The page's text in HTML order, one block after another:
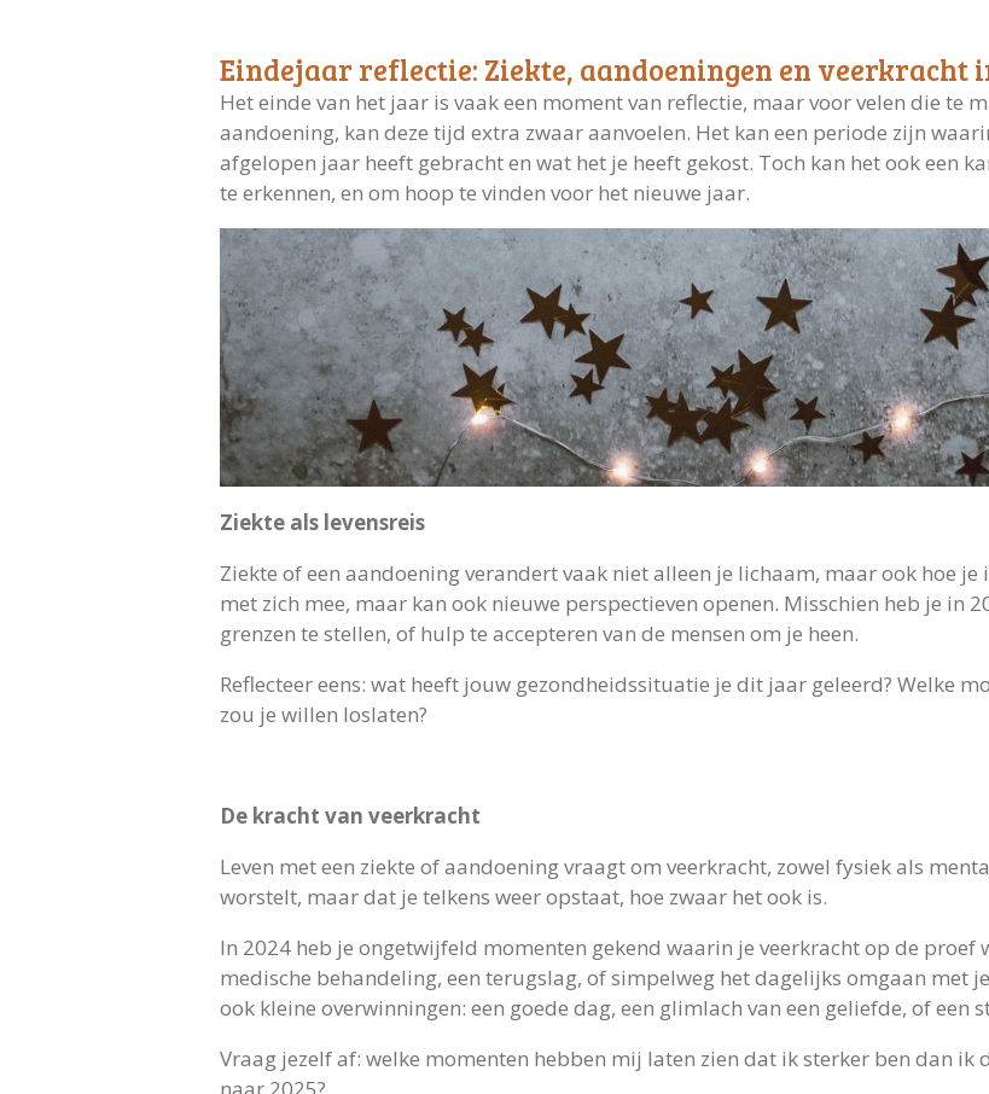
Eindejaar reflectie: Ziekte, aandoeningen en veerkracht
Het einde van het jaar is vaak een moment van reflectie, maar voor velen die te
aandoening, kan deze tijd extra zwaar aanvoelen. Het kan een periode zijn
afgelopen jaar heeft gebracht en wat het je heeft gekost. Toch kan het ook een
te erkennen, en om hoop te vinden voor het nieuwe jaar.
Ziekte als levensreis
Ziekte of een aandoening verandert vaak niet alleen je lichaam, maar ook hoe
met zich mee, maar kan ook nieuwe perspectieven openen. Misschien heb je in
grenzen te stellen, of hulp te accepteren van de mensen om je heen.
Reflecteer eens: wat heeft jouw gezondheidssituatie je dit jaar geleerd? Welke
zou je willen loslaten?
De kracht van veerkracht
Leven met een ziekte of aandoening vraagt om veerkracht, zowel fysiek als
worstelt, maar dat je telkens weer opstaat, hoe zwaar het ook is.
In 2024 heb je ongetwijfeld momenten gekend waarin je veerkracht op de proef
medische behandeling, een terugslag, of simpelweg het dagelijks omgaan met
ook kleine overwinningen: een goede dag, een glimlach van een geliefde, of een
Vraag jezelf af: welke momenten hebben mij laten zien dat ik sterker ben dan ik